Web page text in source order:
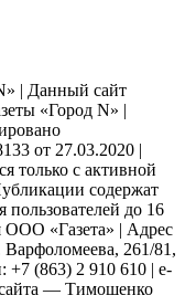
| Данный сайт
«Город N» |
от 27.03.2020 |
только с активной
содержат
до 16
ООО «Газета» | Адрес
261/81,
+7 (863) 2 910 610 | e-
сайта — Тимошенко